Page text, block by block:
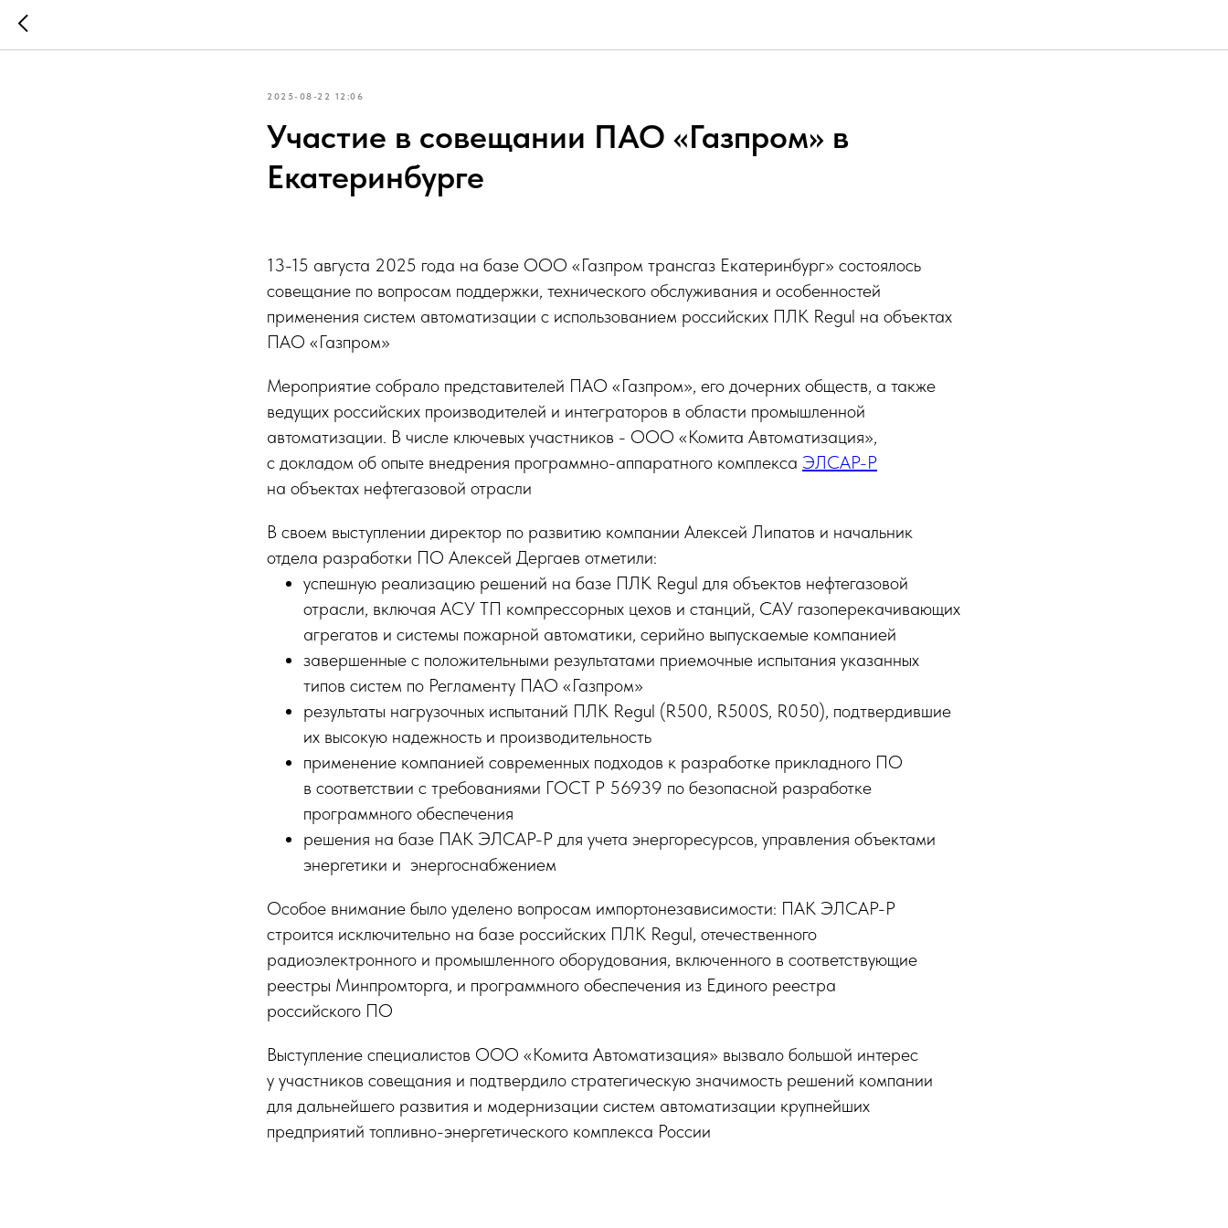
2025-08-22 12:06
Участие в совещании ПАО «Газпром» в
Екатеринбурге
13-15 августа 2025 года на базе ООО «Газпром трансгаз Екатеринбург» состоялось
совещание по вопросам поддержки, технического обслуживания и особенностей
применения систем автоматизации с использованием российских ПЛК Regul на объектах
ПАО «Газпром»
Мероприятие собрало представителей ПАО «Газпром», его дочерних обществ, а также
ведущих российских производителей и интеграторов в области промышленной
автоматизации. В числе ключевых участников - ООО «Комита Автоматизация»,
с докладом об опыте внедрения программно-аппаратного комплекса ЭЛСАР-Р
на объектах нефтегазовой отрасли
В своем выступлении директор по развитию компании Алексей Липатов и начальник
отдела разработки ПО Алексей Дергаев отметили:
успешную реализацию решений на базе ПЛК Regul для объектов нефтегазовой
отрасли, включая АСУ ТП компрессорных цехов и станций, САУ газоперекачивающих
агрегатов и системы пожарной автоматики, серийно выпускаемые компанией
завершенные с положительными результатами приемочные испытания указанных
типов систем по Регламенту ПАО «Газпром»
результаты нагрузочных испытаний ПЛК Regul (R500, R500S, R050), подтвердившие
их высокую надежность и производительность
применение компанией современных подходов к разработке прикладного ПО
в соответствии с требованиями ГОСТ Р 56939 по безопасной разработке
программного обеспечения
решения на базе ПАК ЭЛСАР-Р для учета энергоресурсов, управления объектами
энергетики и энергоснабжением
Особое внимание было уделено вопросам импортонезависимости: ПАК ЭЛСАР-Р
строится исключительно на базе российских ПЛК Regul, отечественного
радиоэлектронного и промышленного оборудования, включенного в соответствующие
реестры Минпромторга, и программного обеспечения из Единого реестра
российского ПО
Выступление специалистов ООО «Комита Автоматизация» вызвало большой интерес
у участников совещания и подтвердило стратегическую значимость решений компании
для дальнейшего развития и модернизации систем автоматизации крупнейших
предприятий топливно-энергетического комплекса России